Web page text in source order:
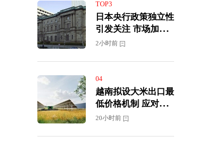
TOP3
日本央行政策独立性
引发关注 市场加大9
月加息预期
2小时前
04
越南拟设大米出口最
低价格机制 应对国
际市场价格下跌压力
20小时前